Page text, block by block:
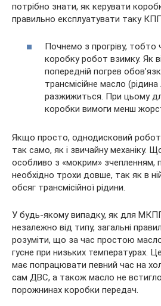
потрібно знати, як керувати
правильно експлуатувати таку
Почнемо з прогріву, тобто
коробку робот взимку. Як
попередній погрев
трансмісійне масло
разжижиться. При цьому
коробки вимоги менш
Якщо просто, однодисковий робот
так само, як і звичайну механіку.
особливо з «мокрим» зчепленням,
необхідно трохи довше, так як в
обсяг трансмісійної рідини.
У будь-якому випадку, як для
незалежно від типу, загальні
розуміти, що за час простою
гусне при низьких температурах.
має попрацювати певний час на
сам ДВС, а також масло не
порожнинах коробки передач.